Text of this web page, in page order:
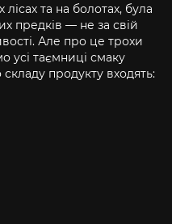
та на болотах, була
предків — не за свій
Але про це трохи
усі таємниці смаку
продукту входять: